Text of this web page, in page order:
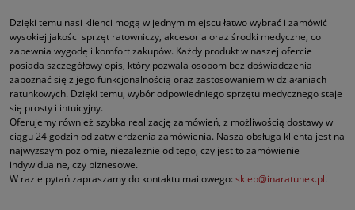
Dzięki temu nasi klienci mogą w jednym miejscu łatwo wybrać i zamówić
wysokiej jakości sprzęt ratowniczy, akcesoria oraz środki medyczne, co
zapewnia wygodę i komfort zakupów. Każdy produkt w naszej ofercie
posiada szczegółowy opis, który pozwala osobom bez doświadczenia
zapoznać się z jego funkcjonalnością oraz zastosowaniem w działaniach
ratunkowych. Dzięki temu, wybór odpowiedniego sprzętu medycznego staje
się prosty i intuicyjny.
Oferujemy również szybka realizację zamówień, z możliwością dostawy w
ciągu 24 godzin od zatwierdzenia zamówienia. Nasza obsługa klienta jest na
najwyższym poziomie, niezależnie od tego, czy jest to zamówienie
indywidualne, czy biznesowe.
W razie pytań zapraszamy do kontaktu mailowego: sklep@inaratunek.pl.